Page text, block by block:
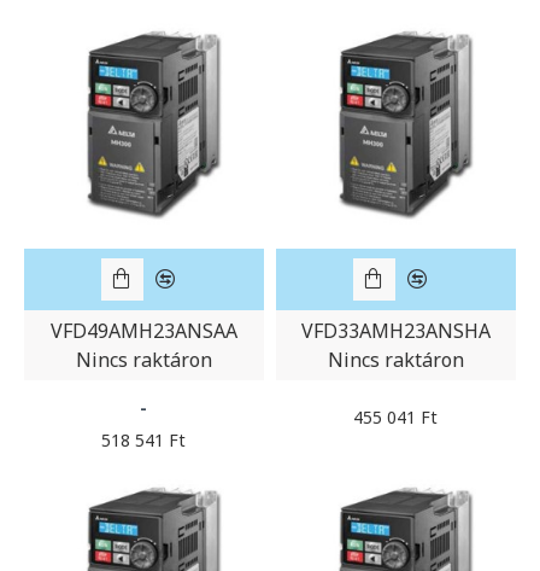
VFD49AMH23ANSAA
Nincs raktáron
-
518 541 Ft
VFD33AMH23ANSHA
Nincs raktáron
455 041 Ft